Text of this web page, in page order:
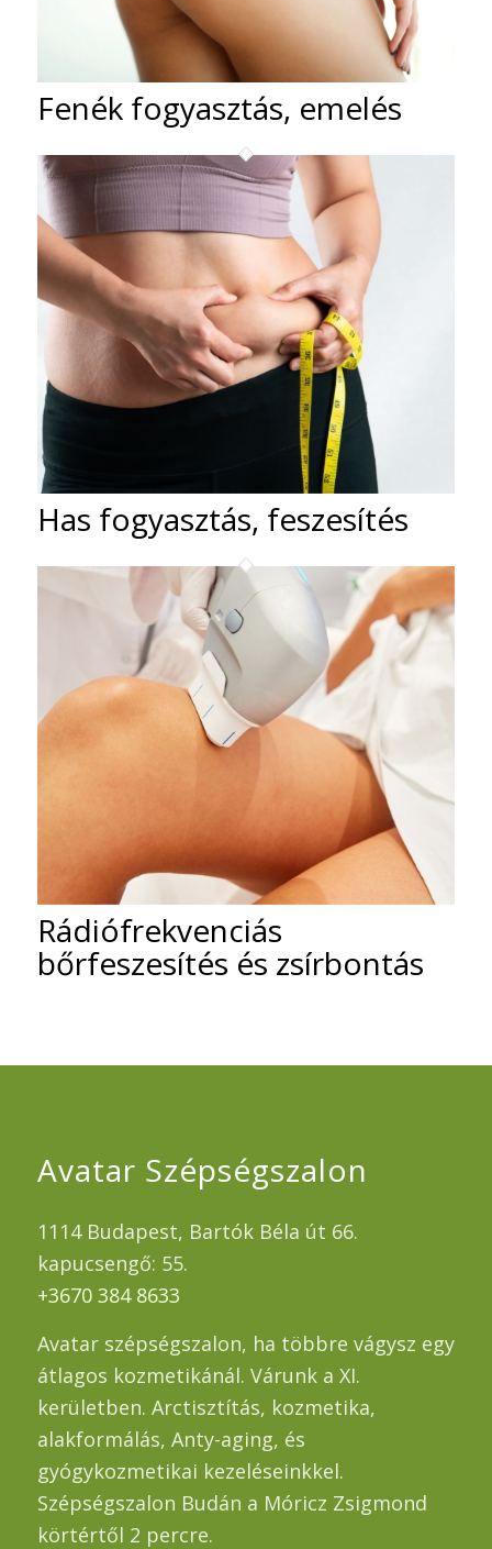
Fenék fogyasztás, emelés
Has fogyasztás, feszesítés
Rádiófrekvenciás
bőrfeszesítés és zsírbontás
Avatar Szépségszalon
1114 Budapest, Bartók Béla út 66.
kapucsengő: 55.
+3670 384 8633
Avatar szépségszalon, ha többre vágysz egy
átlagos kozmetikánál. Várunk a XI.
kerületben. Arctisztítás, kozmetika,
alakformálás, Anty-aging, és
gyógykozmetikai kezeléseinkkel.
Szépségszalon Budán a Móricz Zsigmond
körtértől 2 percre.